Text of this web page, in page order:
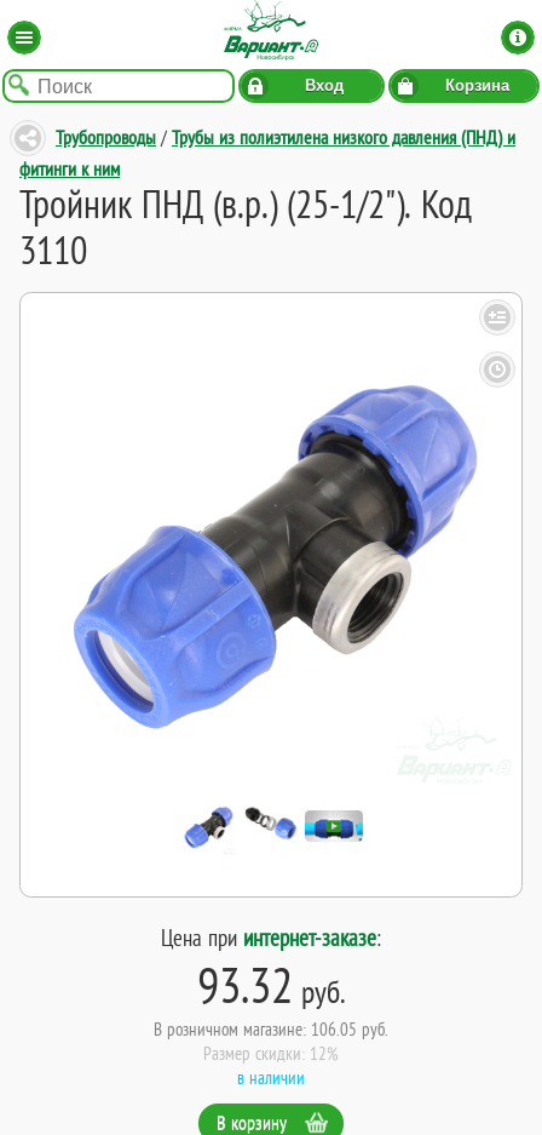
Вход Корзина
Трубопроводы / Трубы из полиэтилена низкого давления (ПНД) и
фитинги к ним
Тройник ПНД (в.р.) (25-1/2"). Код
3110
Цена при интернет-заказе:
93.32 руб.
В розничном магазине: 106.05 руб.
Размер скидки: 12%
в наличии
В корзину